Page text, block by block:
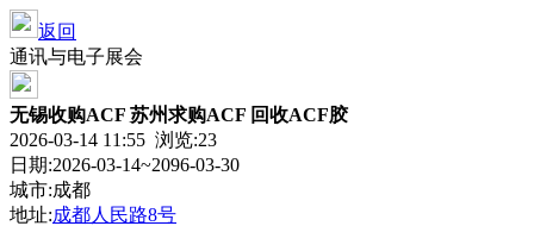
返回
通讯与电子展会
无锡收购ACF 苏州求购ACF 回收ACF胶
2026-03-14 11:55 浏览:23
日期:2026-03-14~2096-03-30
城市:成都
地址:成都人民路8号